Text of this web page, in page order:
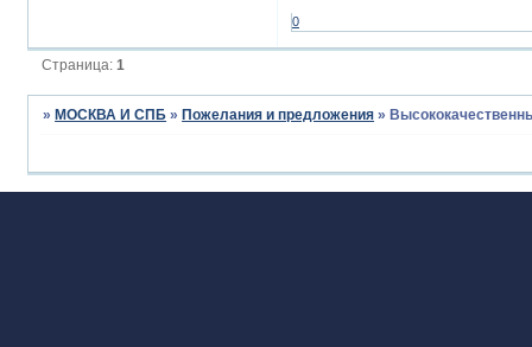
0
Страница:1
» МОСКВА И СПБ » Пожелания и предложения »